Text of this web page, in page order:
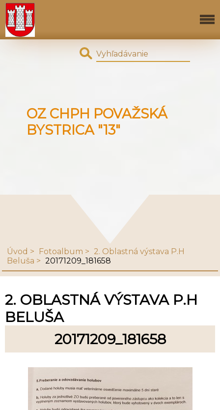
OZ CHPH POVAŽSKÁ
BYSTRICA "13"
Úvod Fotoalbum
2. Oblastná výstava P.H
Beluša
20171209_181658
2. OBLASTNÁ VÝSTAVA P.H
BELUŠA
20171209_181658